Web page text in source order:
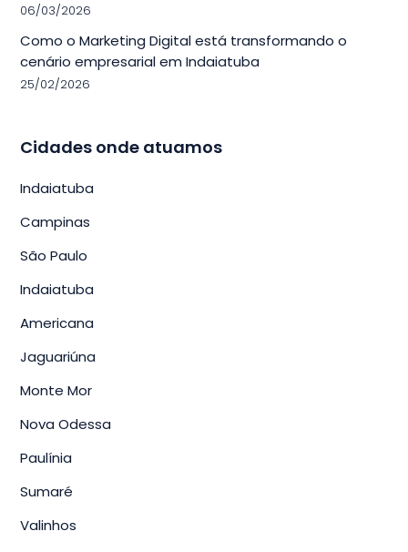
06/03/2026
Como o Marketing Digital está transformando o
cenário empresarial em Indaiatuba
25/02/2026
Cidades onde atuamos
Indaiatuba
Campinas
São Paulo
Indaiatuba
Americana
Jaguariúna
Monte Mor
Nova Odessa
Paulínia
Sumaré
Valinhos